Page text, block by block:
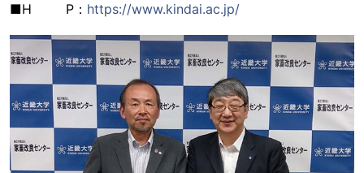
■H P： https://www.kindai.ac.jp/